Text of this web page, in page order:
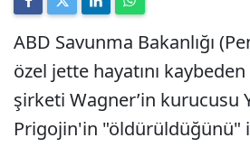
ABD Savunma Bakanlığı
özel jette hayatını
şirketi Wagner’in kurucusu
Prigojin'in "öldürüldüğünü"